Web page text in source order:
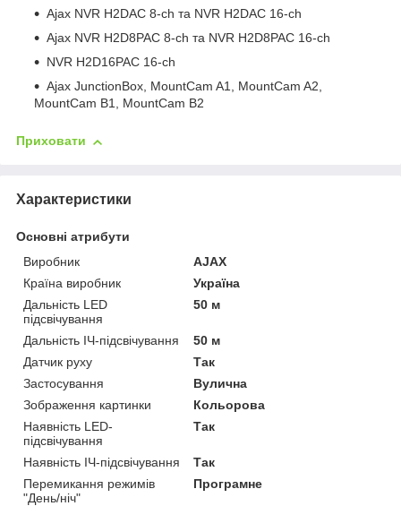
Ajax NVR H2DAC 8-ch та NVR H2DAC 16-ch
Ajax NVR H2D8PAC 8-ch та NVR H2D8PAC 16-ch
NVR H2D16PAC 16-ch
Ajax JunctionBox, MountCam A1, MountCam A2,
MountCam B1, MountCam B2
Приховати
Характеристики
Основні атрибути
Виробник
AJAX
Країна виробник
Україна
Дальність LED
підсвічування
50 м
Дальність ІЧ-підсвічування
50 м
Датчик руху
Так
Застосування
Вулична
Зображення картинки
Кольорова
Наявність LED-
підсвічування
Так
Наявність ІЧ-підсвічування
Так
Перемикання режимів
"День/ніч"
Програмне